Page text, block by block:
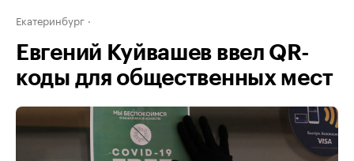
Екатеринбург
Евгений Куйвашев ввел QR-
коды для общественных мест